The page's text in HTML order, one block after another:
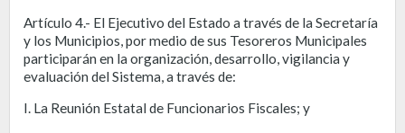
Artículo 4.- El Ejecutivo del Estado a través de la Secretaría
y los Municipios, por medio de sus Tesoreros Municipales
participarán en la organización, desarrollo, vigilancia y
evaluación del Sistema, a través de:
I. La Reunión Estatal de Funcionarios Fiscales; y